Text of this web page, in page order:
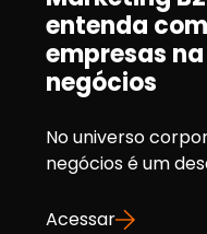
entenda
empresas
negócios
No universo
negócios é um
Acessar